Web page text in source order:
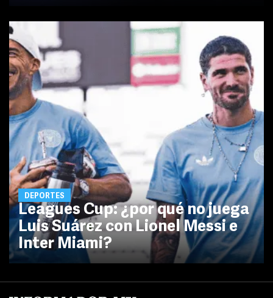
DEPORTES
Leagues Cup: ¿por qué no juega
Luis Suárez con Lionel Messi e
Inter Miami?